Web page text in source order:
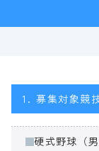
1. 募集対象競
硬式野球（男